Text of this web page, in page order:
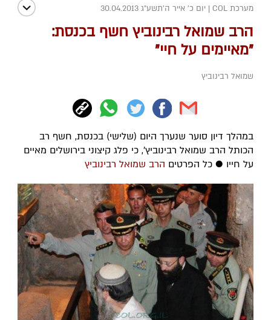
מערכת COL | יום כ' אייר ה׳תשע״ג 30.04.2013
הרב שמואל רבינוביץ חשף בכנסת:
"מאיימים על חיי"
שמואל רבינוביץ
במהלך דיון סוער שנערך היום (שלישי) בכנסת, חשף רב
הכותל הרב שמואל רבינוביץ', כי פלג קיצוני בירושלים מאיים
על חייו ● כל הפרטים הרב שמואל רבינוביץ